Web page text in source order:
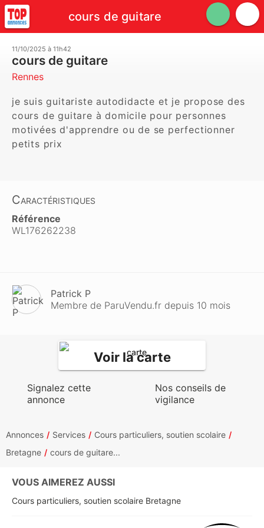
cours de guitare
11/10/2025 à 11h42
cours de guitare
Rennes
je suis guitariste autodidacte et je propose des
cours de guitare à domicile pour personnes
motivées d'apprendre ou de se perfectionner
petits prix
Caractéristiques
Référence
WL176262238
Patrick P
Membre de ParuVendu.fr depuis 10 mois
Voir la carte
Signalez cette
annonce
Nos conseils de
vigilance
Annonces Services
Cours particuliers, soutien scolaire
Bretagne
cours de guitare...
VOUS AIMEREZ AUSSI
Cours particuliers, soutien scolaire Bretagne